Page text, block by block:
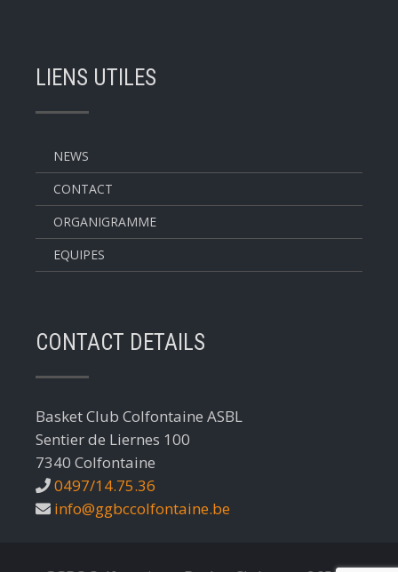
LIENS UTILES
NEWS
CONTACT
ORGANIGRAMME
EQUIPES
CONTACT DETAILS
Basket Club Colfontaine ASBL
Sentier de Liernes 100
7340 Colfontaine
0497/14.75.36
info@ggbccolfontaine.be